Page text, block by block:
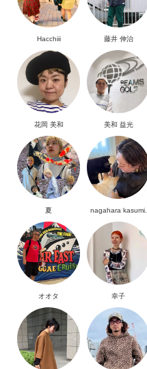
Hacchiii 藤井 伸治
花岡 美和 美和 益光
夏 nagahara kasumi.
オオタ 幸子